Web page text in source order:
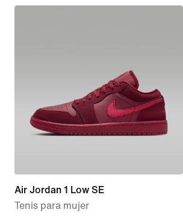
Air Jordan 1 Low SE
Tenis para mujer